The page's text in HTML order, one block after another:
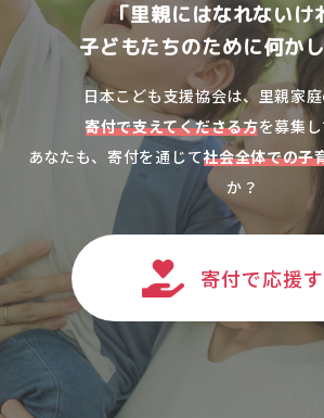
「里親にはなれないけ
子どもたちのために何か
日本こども支援協会は、里親家
寄付で支えてくださる方を募集し
あなたも、寄付を通じて社会全体での子
か？
寄付で応援